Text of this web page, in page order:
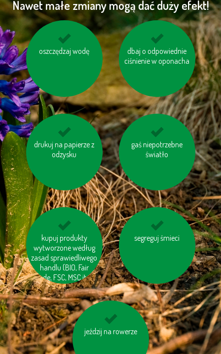
Nawet małe zmiany mogą dać duży efekt!
oszczędzaj wodę
nie przegrzewaj
dbaj o odpowiednie
ciśnienie w oponacha
rozważ, czy
naprawdę
elektronicznego
drukuj na papierze z
odzysku
nie korzystaj z trybu
„Standby“
gaś niepotrzebne
światło
wybieraj schody
zamiast windy
kupuj produkty
wytworzone według
zasad sprawiedliwego
handlu (BIO, Fair
trade, FSC, MSC itp.)
Staraj się ograniczyć
produkcję śmieci
segreguj śmieci
kupuj produkty z
jeździj na rowerze
nie bój się używać